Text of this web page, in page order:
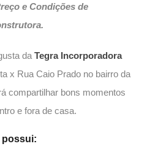
e Condições de
da Tegra Incorporadora
x Rua Caio Prado no bairro da
compartilhar bons momentos
e fora de casa.
possui: